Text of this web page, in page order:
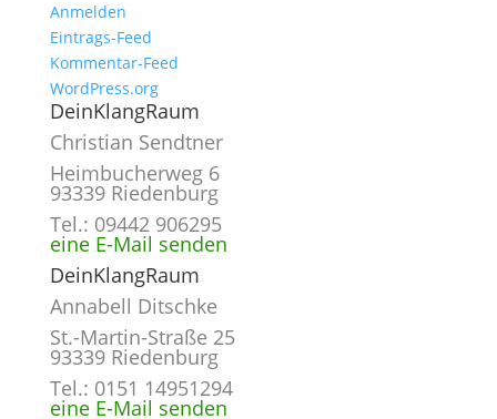
Anmelden
Eintrags-Feed
Kommentar-Feed
WordPress.org
DeinKlangRaum
Christian Sendtner
Heimbucherweg 6
93339 Riedenburg
Tel.: 09442 906295
eine E-Mail senden
DeinKlangRaum
Annabell Ditschke
St.-Martin-Straße 25
93339 Riedenburg
Tel.: 0151 14951294
eine E-Mail senden